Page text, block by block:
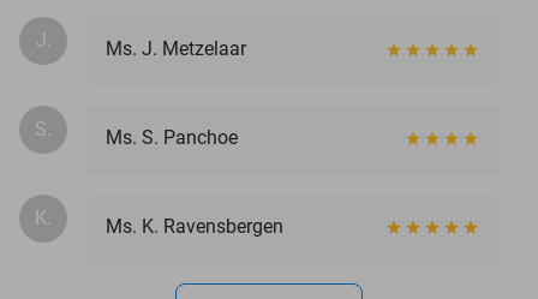
J. Ms. J. Metzelaar
S. Ms. S. Panchoe
K. Ms. K. Ravensbergen